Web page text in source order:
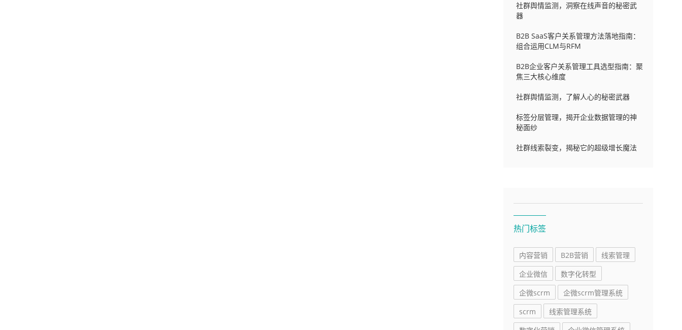
社群舆情监测，洞察在线声音的秘密武
器
B2B SaaS客户关系管理方法落地指南：
组合运用CLM与RFM
B2B企业客户关系管理工具选型指南：聚
焦三大核心维度
社群舆情监测，了解人心的秘密武器
标签分层管理，揭开企业数据管理的神
秘面纱
社群线索裂变，揭秘它的超级增长魔法
热门标签
内容营销 B2B营销
线索管理
企业微信
数字化转型
企微scrm
企微scrm管理系统
scrm
线索管理系统